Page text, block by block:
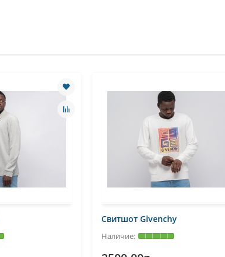
Свитшот Givenchy